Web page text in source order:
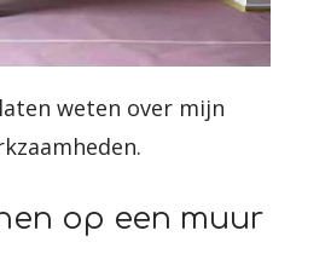
weten over mijn
op een muur